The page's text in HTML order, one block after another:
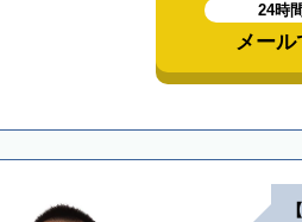
24時
メール